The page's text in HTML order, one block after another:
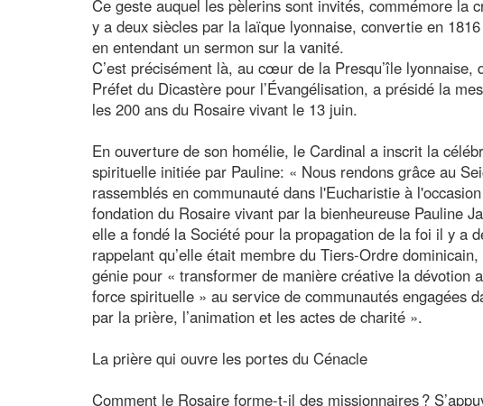
Ce geste auquel les pèlerins sont invités, commémore la
y a deux siècles par la laïque lyonnaise, convertie en
en entendant un sermon sur la vanité.
C’est précisément là, au cœur de la Presqu’île lyonnaise,
Préfet du Dicastère pour l’Évangélisation, a présidé la
les 200 ans du Rosaire vivant le 13 juin.
En ouverture de son homélie, le Cardinal a inscrit la
spirituelle initiée par Pauline: « Nous rendons grâce au
rassemblés en communauté dans l'Eucharistie à
fondation du Rosaire vivant par la bienheureuse Pauline
elle a fondé la Société pour la propagation de la foi il y a
rappelant qu’elle était membre du Tiers-Ordre
génie pour « transformer de manière créative la dévotion
force spirituelle » au service de communautés engagées
par la prière, l’animation et les actes de charité ».
La prière qui ouvre les portes du Cénacle
Comment le Rosaire forme-t-il des missionnaires ?